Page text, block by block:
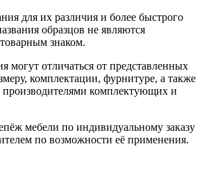
для их различия и более быстрого
образцов не являются
знаком.
могут отличаться от представленных
комплектации, фурнитуре, а также
комплектующих и
мебели по индивидуальному заказу
по возможности её применения.